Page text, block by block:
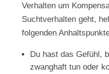
Verhalten um
Suchtverhalten geht,
folgenden
Du hast das Gefühl,
zwanghaft tun oder